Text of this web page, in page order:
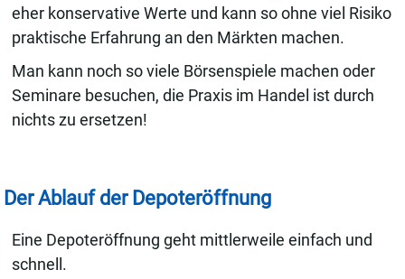
eher konservative Werte und kann so ohne viel Risiko
praktische Erfahrung an den Märkten machen.
Man kann noch so viele Börsenspiele machen oder
Seminare besuchen, die Praxis im Handel ist durch
nichts zu ersetzen!
Der Ablauf der Depoteröffnung
Eine Depoteröffnung geht mittlerweile einfach und
schnell.